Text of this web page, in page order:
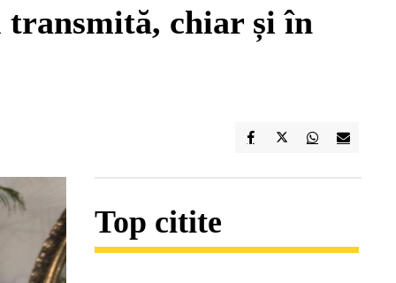
transmită, chiar și în
Top citite